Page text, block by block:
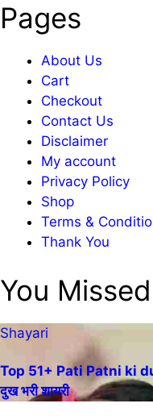
Pages
About Us
Cart
Checkout
Contact Us
Disclaimer
My account
Privacy Policy
Shop
Terms &
Thank You
You Missed
Shayari
Top 51+ Pati Patni ki
दुख भरी शायरी